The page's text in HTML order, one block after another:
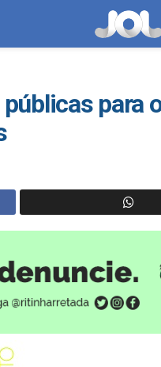
para